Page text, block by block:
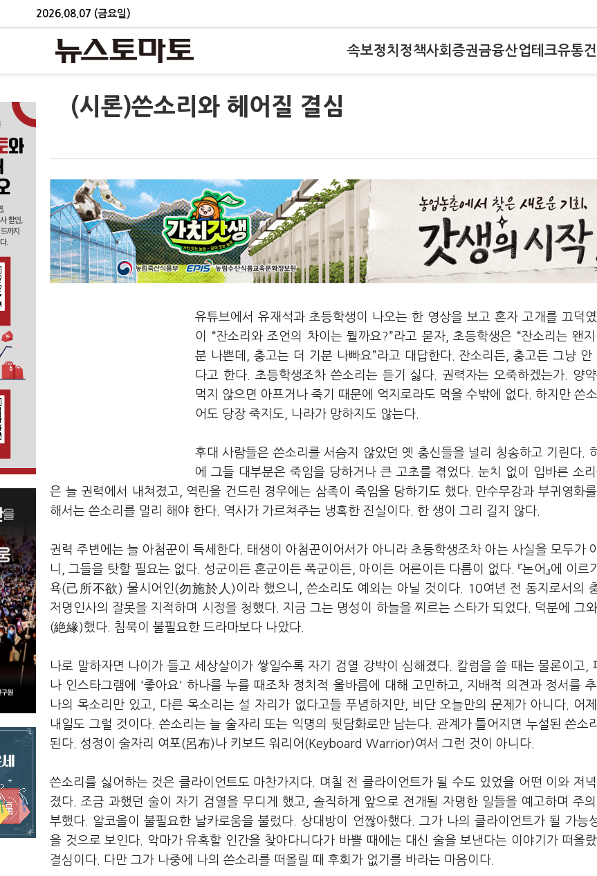
2026.08.07 (금요일)
속보정치 정책사회 증권금융산업테크유통
(시론)쓴소리와 헤어질 결심
유튜브에서 유재석과 초등학생이 나오는 한 영상을 보고 혼자 고개를 끄덕
이 “잔소리와 조언의 차이는 뭘까요?”라고 묻자, 초등학생은 “잔소리는 왠지
분 나쁜데, 충고는 더 기분 나빠요”라고 대답한다. 잔소리든, 충고든 그냥 안
다고 한다. 초등학생조차 쓴소리는 듣기 싫다. 권력자는 오죽하겠는가. 양약
먹지 않으면 아프거나 죽기 때문에 억지로라도 먹을 수밖에 없다. 하지만 쓴
어도 당장 죽지도, 나라가 망하지도 않는다.
후대 사람들은 쓴소리를 서슴지 않았던 옛 충신들을 널리 칭송하고 기린다.
에 그들 대부분은 죽임을 당하거나 큰 고초를 겪었다. 눈치 없이 입바른 소
은 늘 권력에서 내쳐졌고, 역린을 건드린 경우에는 삼족이 죽임을 당하기도 했다. 만수무강과 부귀영화
해서는 쓴소리를 멀리 해야 한다. 역사가 가르쳐주는 냉혹한 진실이다. 한 생이 그리 길지 않다.
권력 주변에는 늘 아첨꾼이 득세한다. 태생이 아첨꾼이어서가 아니라 초등학생조차 아는 사실을 모두가
니, 그들을 탓할 필요는 없다. 성군이든 혼군이든 폭군이든, 아이든 어른이든 다름이 없다. 『논어』에 이르
욕(己所不欲) 물시어인(勿施於人)이라 했으니, 쓴소리도 예외는 아닐 것이다. 10여년 전 동지로서의
저명인사의 잘못을 지적하며 시정을 청했다. 지금 그는 명성이 하늘을 찌르는 스타가 되었다. 덕분에 그
(絶緣)했다. 침묵이 불필요한 드라마보다 나았다.
나로 말하자면 나이가 들고 세상살이가 쌓일수록 자기 검열 강박이 심해졌다. 칼럼을 쓸 때는 물론이고,
나 인스타그램에 '좋아요' 하나를 누를 때조차 정치적 올바름에 대해 고민하고, 지배적 의견과 정서를
나의 목소리만 있고, 다른 목소리는 설 자리가 없다고들 푸념하지만, 비단 오늘만의 문제가 아니다. 어제
내일도 그럴 것이다. 쓴소리는 늘 술자리 또는 익명의 뒷담화로만 남는다. 관계가 틀어지면 누설된 쓴소
된다. 성정이 술자리 여포(呂布)나 키보드 워리어(Keyboard Warrior)여서 그런 것이 아니다.
쓴소리를 싫어하는 것은 클라이언트도 마찬가지다. 며칠 전 클라이언트가 될 수도 있었을 어떤 이와 저
졌다. 조금 과했던 술이 자기 검열을 무디게 했고, 솔직하게 앞으로 전개될 자명한 일들을 예고하며 주
부했다. 알코올이 불필요한 날카로움을 불렀다. 상대방이 언짢아했다. 그가 나의 클라이언트가 될 가능
을 것으로 보인다. 악마가 유혹할 인간을 찾아다니다가 바쁠 때에는 대신 술을 보낸다는 이야기가 떠올
결심이다. 다만 그가 나중에 나의 쓴소리를 떠올릴 때 후회가 없기를 바라는 마음이다.